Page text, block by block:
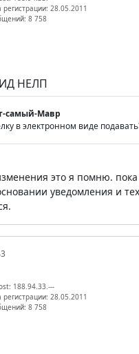
регистрации: 28.05.2011
8 758
НЕЛП
самый-Мавр
в электронном виде
это я помню. пока
уведомления и
188.94.33.---
регистрации: 28.05.2011
8 758